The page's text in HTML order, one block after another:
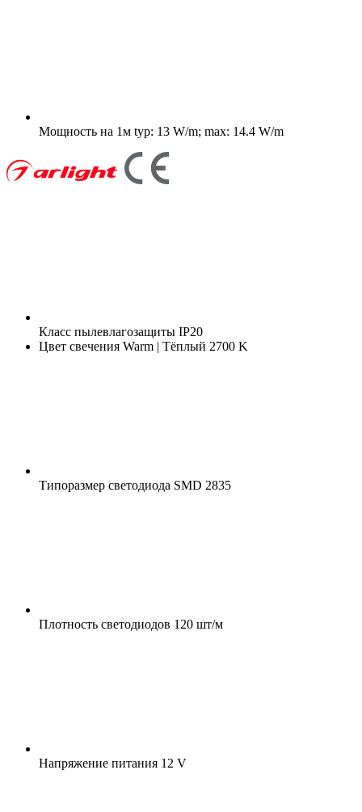
Мощность на 1м typ: 13 W/m; max: 14.4 W/m
Класс пылевлагозащиты IP20
Цвет свечения Warm | Тёплый 2700 K
Типоразмер светодиода SMD 2835
Плотность светодиодов 120 шт/м
Напряжение питания 12 V